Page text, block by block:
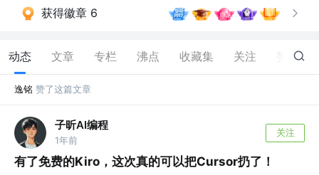
获得徽章 6
动态 文章 专栏 沸点 收藏集 关注 27
逸铭 赞了这篇文章
子昕AI编程
1年前
关注
有了免费的Kiro，这次真的可以把Cursor扔了！